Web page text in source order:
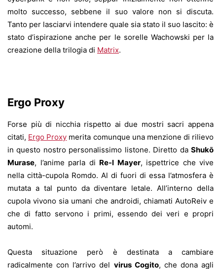
molto successo, sebbene il suo valore non si discuta.
Tanto per lasciarvi intendere quale sia stato il suo lascito: è
stato d’ispirazione anche per le sorelle Wachowski per la
creazione della trilogia di Matrix.
Ergo Proxy
Forse più di nicchia rispetto ai due mostri sacri appena
citati, Ergo Proxy merita comunque una menzione di rilievo
in questo nostro personalissimo listone. Diretto da Shukō
Murase, l’anime parla di Re-l Mayer, ispettrice che vive
nella città-cupola Romdo. Al di fuori di essa l’atmosfera è
mutata a tal punto da diventare letale. All’interno della
cupola vivono sia umani che androidi, chiamati AutoReiv e
che di fatto servono i primi, essendo dei veri e propri
automi.
Questa situazione però è destinata a cambiare
radicalmente con l’arrivo del virus Cogito, che dona agli